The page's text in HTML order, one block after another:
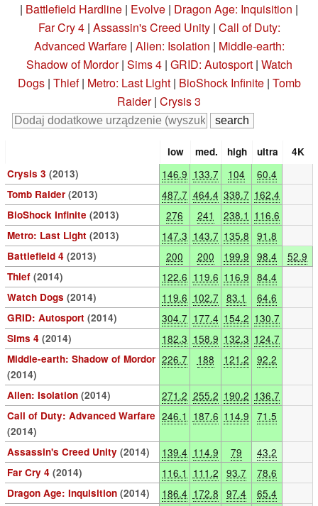
| Battlefield Hardline | Evolve | Dragon Age: Inquisition |
Far Cry 4| Assassin's Creed Unity| Call of Duty:
Advanced Warfare| Alien: Isolation | Middle-earth:
Shadow of Mordor| Sims 4| GRID: Autosport| Watch
Dogs| Thief| Metro: Last Light| BioShock Infinite| Tomb
Raider| Crysis 3
low med. high ultra
4K
Crysis 3 (2013) 146.9 133.7 104 60.4
Tomb Raider (2013) 487.7 464.4 338.7 162.4
BioShock Infinite (2013) 276 241 238.1 116.6
Metro: Last Light (2013) 147.3 143.7 135.8 91.8
Battlefield 4 (2013) 200 200 199.9 98.4 52.9
Thief (2014) 122.6 119.6 116.9 84.4
Watch Dogs (2014) 119.6 102.7 83.1 64.6
GRID: Autosport (2014) 304.7 177.4 154.2 130.7
Sims 4 (2014) 182.3 158.9 132.3 124.7
Middle-earth: Shadow of Mordor
(2014)
226.7 188 121.2 92.2
Alien: Isolation (2014) 271.2 255.2 190.2 136.7
Call of Duty: Advanced Warfare
(2014)
246.1 187.6 114.9 71.5
Assassin's Creed Unity (2014) 139.4 114.9 79 43.2
Far Cry 4 (2014) 116.1 111.2 93.7 78.6
Dragon Age: Inquisition (2014) 186.4 172.8 97.4 65.4